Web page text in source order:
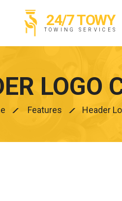
24/7 TOWY
TOWING SERVICES
LOGO
Features Header